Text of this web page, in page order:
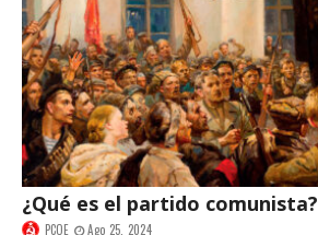
¿Qué es el partido comunista?
PCOE Ago 25, 2024